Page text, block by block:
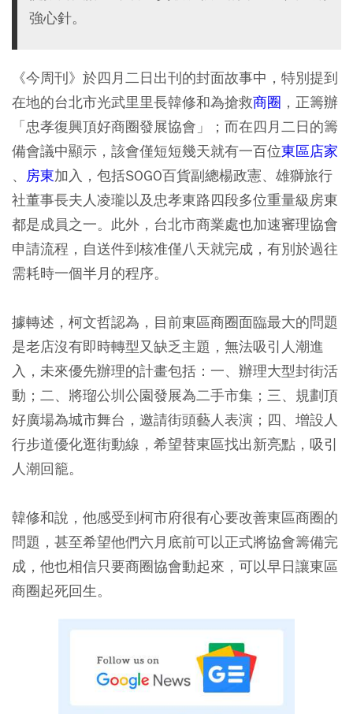
強心針。
《今周刊》於四月二日出刊的封面故事中，特別提到
在地的台北市光武里里長韓修和為搶救商圈 ，正籌辦
「忠孝復興頂好商圈發展協會」；而在四月二日的籌
備會議中顯示，該會僅短短幾天就有一百位東區店家
、 房東加入，包括SOGO百貨副總楊政憲、雄獅旅行
社董事長夫人凌瓏以及忠孝東路四段多位重量級房東
都是成員之一。此外，台北市商業處也加速審理協會
申請流程，自送件到核准僅八天就完成，有別於過往
需耗時一個半月的程序。
據轉述，柯文哲認為，目前東區商圈面臨最大的問題
是老店沒有即時轉型又缺乏主題，無法吸引人潮進
入，未來優先辦理的計畫包括：一、辦理大型封街活
動；二、將瑠公圳公園發展為二手市集；三、規劃頂
好廣場為城市舞台，邀請街頭藝人表演；四、增設人
行步道優化逛街動線，希望替東區找出新亮點，吸引
人潮回籠。
韓修和說，他感受到柯市府很有心要改善東區商圈的
問題，甚至希望他們六月底前可以正式將協會籌備完
成，他也相信只要商圈協會動起來，可以早日讓東區
商圈起死回生。